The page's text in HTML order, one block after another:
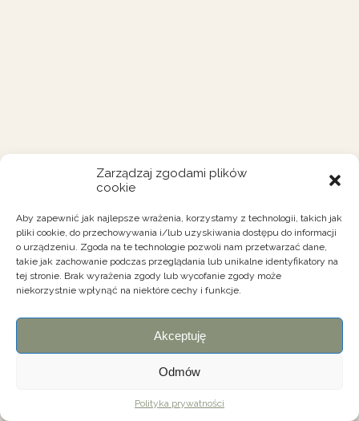
Zarządzaj zgodami plików
cookie
Aby zapewnić jak najlepsze wrażenia, korzystamy z technologii, takich jak
pliki cookie, do przechowywania i/lub uzyskiwania dostępu do informacji
o urządzeniu. Zgoda na te technologie pozwoli nam przetwarzać dane,
takie jak zachowanie podczas przeglądania lub unikalne identyfikatory na
tej stronie. Brak wyrażenia zgody lub wycofanie zgody może
niekorzystnie wpłynąć na niektóre cechy i funkcje.
Akceptuję
Odmów
Polityka prywatności